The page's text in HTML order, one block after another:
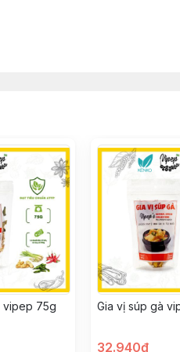
vipep 75g Gia vị súp gà
32.940đ